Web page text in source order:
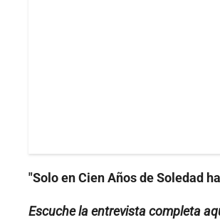
"Solo en Cien Años de Soledad
Escuche la entrevista completa